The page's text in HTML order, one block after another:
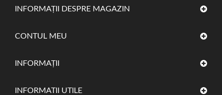
INFORMAȚII DESPRE MAGAZIN
CONTUL MEU
INFORMAŢII
INFORMATII UTILE